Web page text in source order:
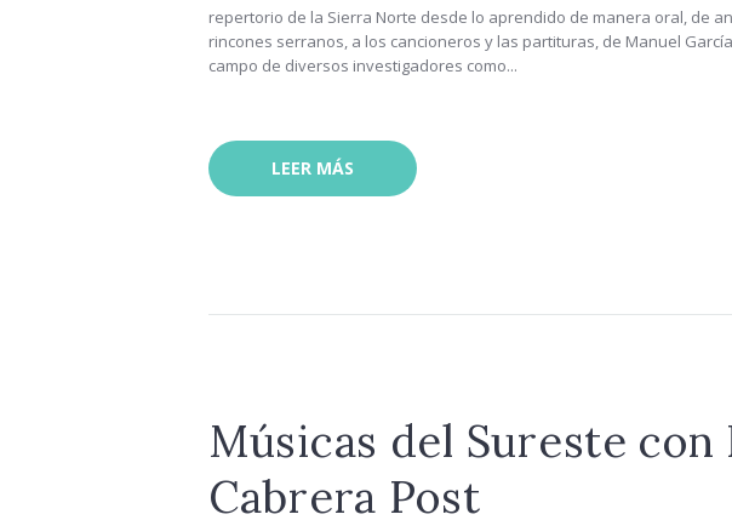
repertorio de la Sierra Norte desde lo aprendido de manera oral, de
rincones serranos, a los cancioneros y las partituras, de Manuel
campo de diversos investigadores como...
LEER MÁS
Músicas del Sureste con
Cabrera Post